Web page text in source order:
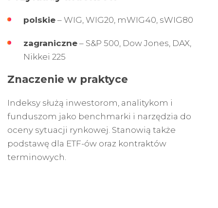
polskie – WIG, WIG20, mWIG40, sWIG80
zagraniczne – S&P 500, Dow Jones, DAX,
Nikkei 225
Znaczenie w praktyce
Indeksy służą inwestorom, analitykom i
funduszom jako benchmarki i narzędzia do
oceny sytuacji rynkowej. Stanowią także
podstawę dla ETF-ów oraz kontraktów
terminowych.